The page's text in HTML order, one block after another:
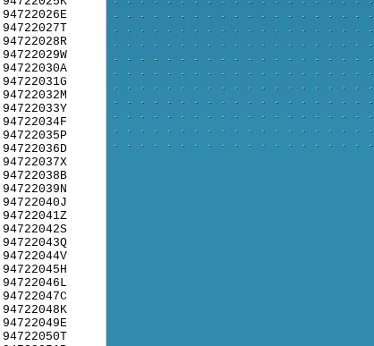
94722026E
94722027T
94722028R
94722029W
94722030A
94722031G
94722032M
94722033Y
94722034F
94722035P
94722036D
94722037X
94722038B
94722039N
94722040J
94722041Z
94722042S
94722043Q
94722044V
94722045H
94722046L
94722047C
94722048K
94722049E
94722050T